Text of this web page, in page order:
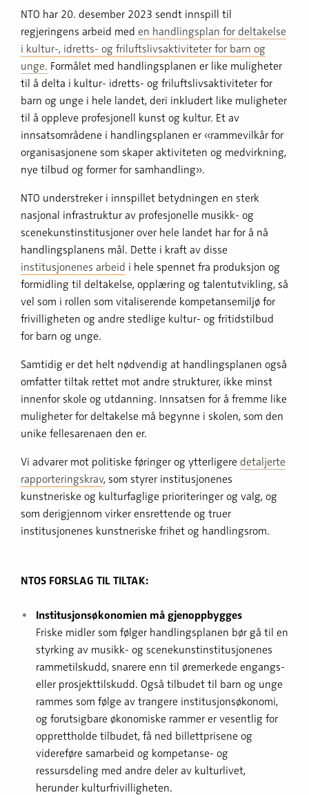
NTO har 20. desember 2023 sendt innspill til
regjeringens arbeid med en handlingsplan for deltakelse
i kultur-, idretts- og friluftslivsaktiviteter for barn og
unge. Formålet med handlingsplanen er like muligheter
til å delta i kultur- idretts- og friluftslivsaktiviteter for
barn og unge i hele landet, deri inkludert like muligheter
til å oppleve profesjonell kunst og kultur. Et av
innsatsområdene i handlingsplanen er «rammevilkår for
organisasjonene som skaper aktiviteten og medvirkning,
nye tilbud og former for samhandling».
NTO understreker i innspillet betydningen en sterk
nasjonal infrastruktur av profesjonelle musikk- og
scenekunstinstitusjoner over hele landet har for å nå
handlingsplanens mål. Dette i kraft av disse
institusjonenes arbeid i hele spennet fra produksjon og
formidling til deltakelse, opplæring og talentutvikling, så
vel som i rollen som vitaliserende kompetansemiljø for
frivilligheten og andre stedlige kultur- og fritidstilbud
for barn og unge.
Samtidig er det helt nødvendig at handlingsplanen også
omfatter tiltak rettet mot andre strukturer, ikke minst
innenfor skole og utdanning. Innsatsen for å fremme like
muligheter for deltakelse må begynne i skolen, som den
unike fellesarenaen den er.
Vi advarer mot politiske føringer og ytterligere detaljerte
rapporteringskrav, som styrer institusjonenes
kunstneriske og kulturfaglige prioriteringer og valg, og
som derigjennom virker ensrettende og truer
institusjonenes kunstneriske frihet og handlingsrom.
NTOS FORSLAG TIL TILTAK:
Institusjonsøkonomien må gjenoppbygges
Friske midler som følger handlingsplanen bør gå til en
styrking av musikk- og scenekunstinstitusjonenes
rammetilskudd, snarere enn til øremerkede engangs-
eller prosjekttilskudd. Også tilbudet til barn og unge
rammes som følge av trangere institusjonsøkonomi,
og forutsigbare økonomiske rammer er vesentlig for
opprettholde tilbudet, få ned billettprisene og
videreføre samarbeid og kompetanse- og
ressursdeling med andre deler av kulturlivet,
herunder kulturfrivilligheten.